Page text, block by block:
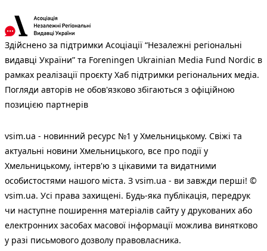
Здійснено за підтримки Асоціації “Незалежні регіональні
видавці України” та Foreningen Ukrainian Media Fund Nordic в
рамках реалізації проєкту Хаб підтримки регіональних медіа.
Погляди авторів не обов'язково збігаються з офіційною
позицією партнерів
vsim.ua - новинний ресурс №1 у Хмельницькому. Свіжі та
актуальні новини Хмельницького, все про події у
Хмельницькому, інтерв'ю з цікавими та видатними
особистостями нашого міста. З vsim.ua - ви завжди перші! ©
vsim.ua. Усі права захищені. Будь-яка публiкацiя, передрук
чи наступне поширення матеріалів сайту у друкованих або
електронних засобах масової інформації можлива винятково
у разі письмового дозволу правовласника.